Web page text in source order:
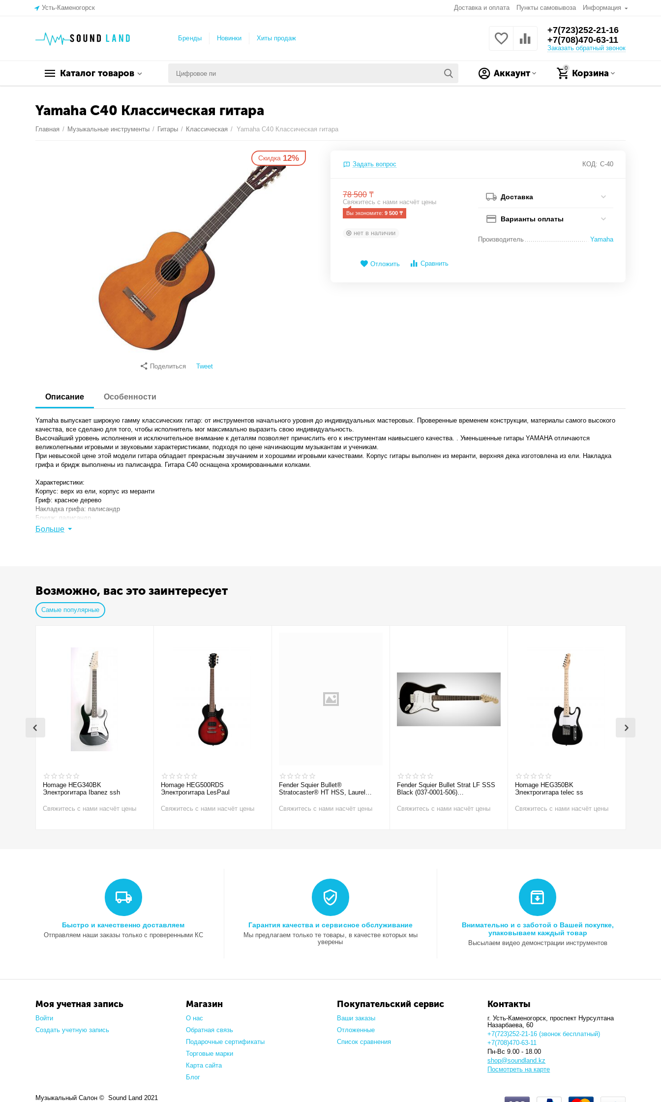
Усть-Каменогорск Доставка и оплата Пункты самовывоза Информация
Бренды Новинки Хиты продаж
+7(723)252-21-16
+7(708)470-63-11
Заказать обратный звонок
Каталог товаров
0
Корзина
Аккаунт
Yamaha C40 Классическая гитара
Главная / Музыкальные инструменты / Гитары / Классическая / Yamaha C40 Классическая гитара
Скидка 12%
Поделиться Tweet
Задать вопрос КОД: C-40
78 500 ₸
Свяжитесь с нами насчёт цены
Вы экономите: 9 500 ₸
нет в наличии
Отложить Сравнить
Доставка
Варианты оплаты
Производитель Yamaha
Описание Особенности
Yamaha выпускает широкую гамму классических гитар: от инструментов начального уровня до индивидуальных мастеровых. Проверенные временем конструкции, материалы самого высокого
качества, все сделано для того, чтобы исполнитель мог максимально выразить свою индивидуальность.
Высочайший уровень исполнения и исключительное внимание к деталям позволяет причислить его к инструментам наивысшего качества. . Уменьшенные гитары YAMAHA отличаются
великолепными игровыми и звуковыми характеристиками, подходя по цене начинающим музыкантам и ученикам.
При невысокой цене этой модели гитара обладает прекрасным звучанием и хорошими игровыми качествами. Корпус гитары выполнен из меранти, верхняя дека изготовлена из ели. Накладка
грифа и бридж выполнены из палисандра. Гитара C40 оснащена хромированными колками.
Характеристики:
Корпус: верх из ели, корпус из меранти
Гриф: красное дерево
Накладка грифа: палисандр
Бридж: палисандр
Мензура: 650мм
Колки: хромированные
Больше
Возможно, вас это заинтересует
Самые популярные
Homage HEG340BK
Электрогитара Ibanez ssh
Свяжитесь с нами насчёт цены
Homage HEG500RDS
Электрогитара LesPaul
Свяжитесь с нами насчёт цены
Fender Squier Bullet®
Stratocaster® HT HSS, Laurel
Электрогитара
Свяжитесь с нами насчёт цены
Fender Squier Bullet Strat LF SSS
Black (037-0001-506)
Свяжитесь с нами насчёт цены
Homage HEG350BK
Электрогитара telec ss
Свяжитесь с нами насчёт цены
Быстро и качественно доставляем
Отправляем наши заказы только с проверенными КС
Гарантия качества и сервисное обслуживание
Мы предлагаем только те товары, в качестве которых мы
уверены
Внимательно и с заботой о Вашей покупке,
упаковываем каждый товар
Высылаем видео демонстрации инструментов
Моя учетная запись
Войти
Создать учетную запись
Магазин
О нас
Обратная связь
Подарочные сертификаты
Торговые марки
Карта сайта
Блог
Покупательский сервис
Ваши заказы
Отложенные
Список сравнения
Контакты
г. Усть-Каменогорск, ​проспект Нурсултана
Назарбаева, 60
+7(723)252-21-16 (звонок бесплатный)
+7(708)470-63-11
Пн-Вс 9.00 - 18.00
shop@soundland.kz
Посмотреть на карте
Музыкальный Салон © Sound Land 2021